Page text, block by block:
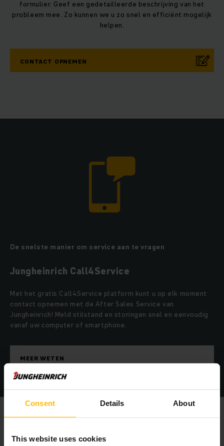
Consent Details About
This website uses cookies
formulier. Geef een gedetailleerde beschrijving van het
probleem mee. Zo kunnen we u zo snel en efficiënt mogelijk
helpen.
CONTACT OPNEMEN
De snelste manier om service aan te vragen
Jungheinrich Call4Service
Met het gratis Call4Service platform kunt u op elk moment
contact opnemen met de After Sales Service van
Jungheinrich! Meld stilstand en storingen snel en eenvoudig
vanaf uw computer of smartphone.
MEER WETEN